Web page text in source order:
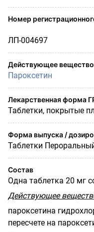
Номер
ЛП-004697
Действующее
Пароксетин
Лекарственная форма
Таблетки, покрытые
Форма выпуска /
Таблетки
Состав
Одна таблетка 20 мг
Действующее
пароксетина
пересчете на